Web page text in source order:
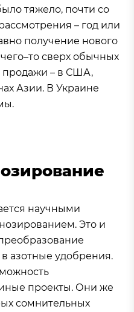
тяжело, почти со
– год или
получение нового
сверх обычных
продажи – в США,
Азии. В Украине
научными
Это и
азотные удобрения.
проекты. Они же
сомнительных